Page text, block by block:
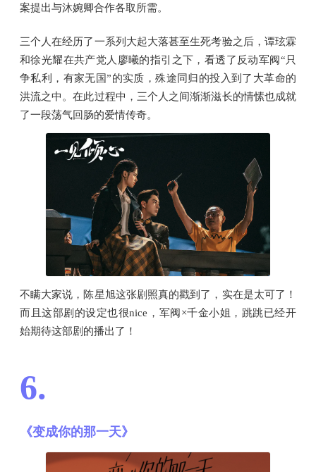
案提出与沐婉卿合作各取所需。
三个人在经历了一系列大起大落甚至生死考验之后，谭玹霖
和徐光耀在共产党人廖曦的指引之下，看透了反动军阀“只
争私利，有家无国”的实质，殊途同归的投入到了大革命的
洪流之中。在此过程中，三个人之间渐渐滋长的情愫也成就
了一段荡气回肠的爱情传奇。
不瞒大家说，陈星旭这张剧照真的戳到了，实在是太可了！
而且这部剧的设定也很nice，军阀×千金小姐，跳跳已经开
始期待这部剧的播出了！
6.
《变成你的那一天》